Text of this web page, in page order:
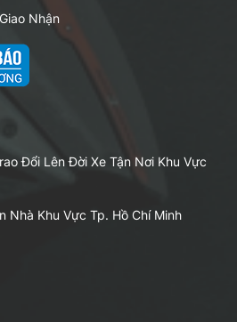
Nhận
Đổi Lên Đời Xe Tận Nơi Khu Vực
Nhà Khu Vực Tp. Hồ Chí Minh